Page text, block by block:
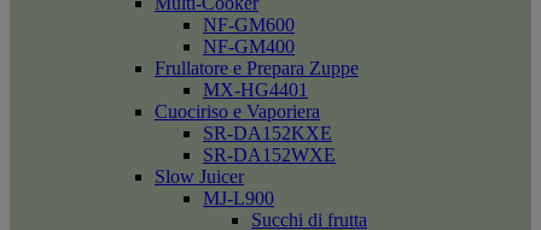
NF-GM600
NF-GM400
Frullatore e Prepara Zuppe
MX-HG4401
Cuociriso e Vaporiera
SR-DA152KXE
SR-DA152WXE
Slow Juicer
MJ-L900
Succhi di frutta